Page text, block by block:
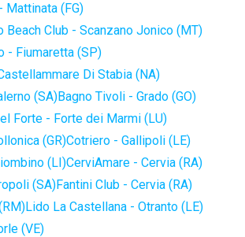
Mattinata (FG)
Beach Club - Scanzano Jonico (MT)
- Fiumaretta (SP)
Di Stabia (NA)
(SA)Bagno Tivoli - Grado (GO)
Forte - Forte dei Marmi (LU)
(GR)Cotriero - Gallipoli (LE)
(LI)CerviAmare - Cervia (RA)
(SA)Fantini Club - Cervia (RA)
Lido La Castellana - Otranto (LE)
(VE)